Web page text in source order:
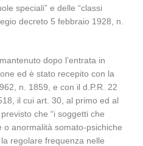
speciali” e delle “classi
decreto 5 febbraio 1928, n.
dopo l’entrata in
ed è stato recepito con la
n. 1859, e con il d.P.R. 22
il cui art. 30, al primo ed al
che “i soggetti che
o anormalità somato-psichiche
regolare frequenza nelle